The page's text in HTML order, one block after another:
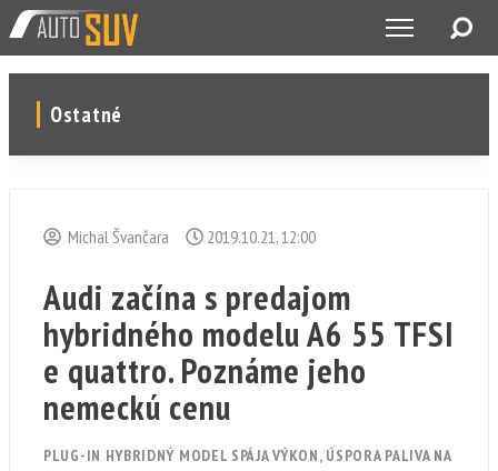
Ostatné
Michal Švančara 2019.10.21, 12:00
Audi začína s predajom
hybridného modelu A6 55 TFSI
e quattro. Poznáme jeho
nemeckú cenu
PLUG-IN HYBRIDNÝ MODEL SPÁJA VÝKON, ÚSPORA PALIVA NA